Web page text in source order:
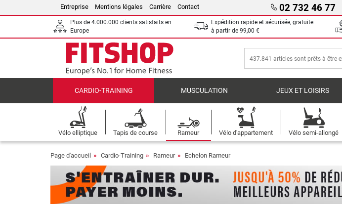
Entreprise Mentions légales Carrière Contact 02 732 46 77
Plus de 4.000.000 clients satisfaits en
Europe
Expédition rapide et sécurisée, gratuite
à partir de 99,00 €
CARDIO-TRAINING MUSCULATION JEUX ET LOISIRS
Vélo elliptique Tapis de course Rameur Vélo d'appartement Vélo semi-allongé
Page d'accueil Cardio-Training Rameur Echelon Rameur